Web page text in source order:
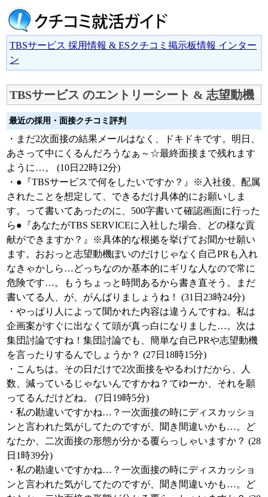
TBSサービス 採用情報 & ESクチコミ掲示板情報 インター
ン
TBSサービス のエントリーシート & 志望動機
最近の採用・面接クチコミ評判
・まだ2次面接の結果メールはなく、ドキドキです。明日、
あさって中にくるんだろうなぁ～☆最終面接まで残れます
ように…。 (10日22時12分)
・●『TBSサービスで何をしたいですか？』※入社後、配属
されたことを想定して、できるだけ具体的にお願いしま
す。って書いてあったのに、500字書いて確認画面に行った
ら●『あなたがTBS SERVICEに入社した場合、どの様な貢
献ができますか？』※具体的な根拠を挙げてお聞かせ願い
ます。おおっと志望動機ぽいのだけじゃなく自己PRも入れ
なきゃかしら…どっちなのか基本的にギリな人なので常に
危険です…。もうちょっと時間あるから書き直そう。まだ
書いてる人、が、がんばりましょうね！ (31日23時24分)
・やっぱり人によって聞かれた内容は違うんですね。私は
企画案がすぐに出なくて頭が真っ白になりました…。次は
集団討論ですね！集団討論でも、簡単な自己PRや志望動機
を言ったりするんでしょうか？ (27日18時15分)
・こんちは。その日だけで2次面接をやるわけだから、人
数、減っているじゃないんですかね？てゆーか、それを願
ってるんだけどね。 (7日19時5分)
・私の勘違いですかね…？一次面接の時にディスカッショ
ンと言われた気がしてたのですが、聞き間違いかも…。ど
なたか、二次面接の形態が分かる覆らっしゃいますか？ (28
日1時39分)
・私の勘違いですかね…？一次面接の時にディスカッショ
ンと言われた気がしてたのですが、聞き間違いかも…。ど